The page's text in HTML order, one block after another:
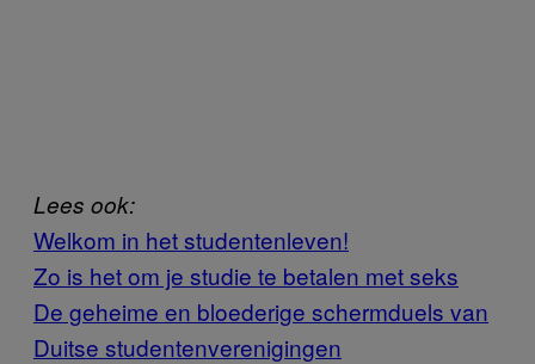
Lees ook:
Welkom in het studentenleven!
Zo is het om je studie te betalen met seks
De geheime en bloederige schermduels van
Duitse studentenverenigingen